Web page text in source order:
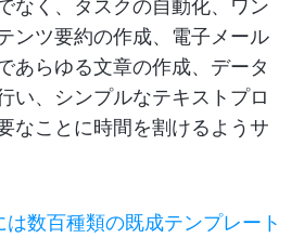
なく、タスクの自動化、ワン
ンツ要約の作成、電子メール
あらゆる文章の作成、データ
い、シンプルなテキストプロ
なことに時間を割けるようサ
数百種類の既成テンプレート